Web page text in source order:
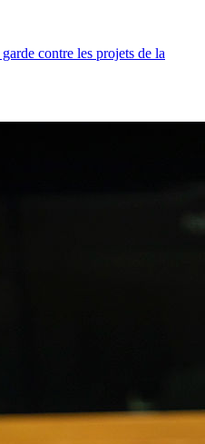
contre les projets de la